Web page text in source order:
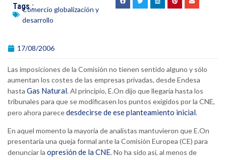
Tags :
Comercio globalización y
desarrollo
17/08/2006
Las imposiciones de la Comisión no tienen sentido alguno y sólo
aumentan los costes de las empresas privadas, desde Endesa
hasta Gas Natural. Al principio, E.On dijo que llegaría hasta los
tribunales para que se modificasen los puntos exigidos por la CNE,
pero ahora parecedesdecirse de ese planteamiento inicial.
En aquel momento la mayoría de analistas mantuvieron que E.On
presentaría una queja formal ante la Comisión Europea (CE) para
denunciar la opresión de la CNE. No ha sido así, al menos de